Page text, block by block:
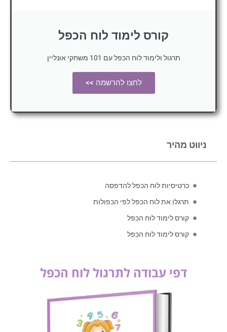
קורס לימוד לוח הכפל
תרגול ולימוד לוח הכפל עם 101 משחקי אונליין
לחצו להרשמה >>
ניווט מהיר
כרטיסיות לוח הכפל להדפסה
תרגלו את לוח הכפל לפי הכפולות
קורס לימוד לוח הכפל
קורס לימוד לוח הכפל
דפי עבודה לתרגול לוח הכפל